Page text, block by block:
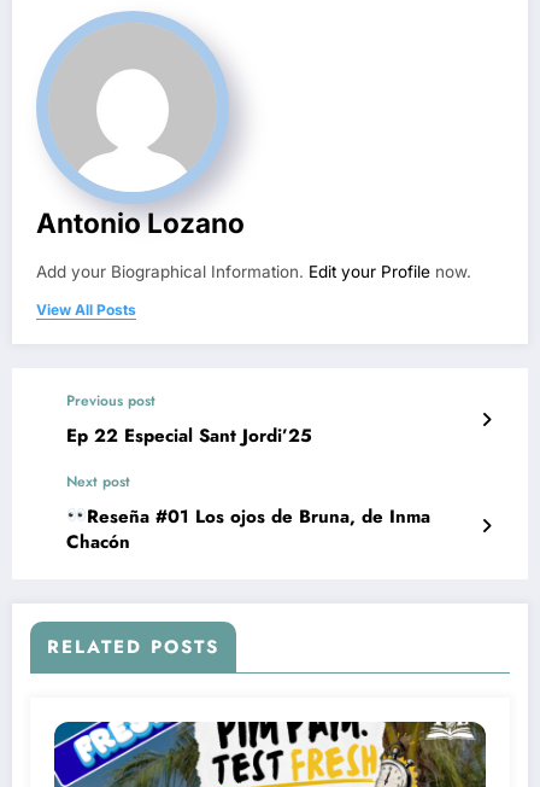
Antonio Lozano
Add your Biographical Information. Edit your Profile now.
View All Posts
Previous post
Ep 22 Especial Sant Jordi’25
Next post
Reseña #01 Los ojos de Bruna, de Inma
Chacón
RELATED POSTS